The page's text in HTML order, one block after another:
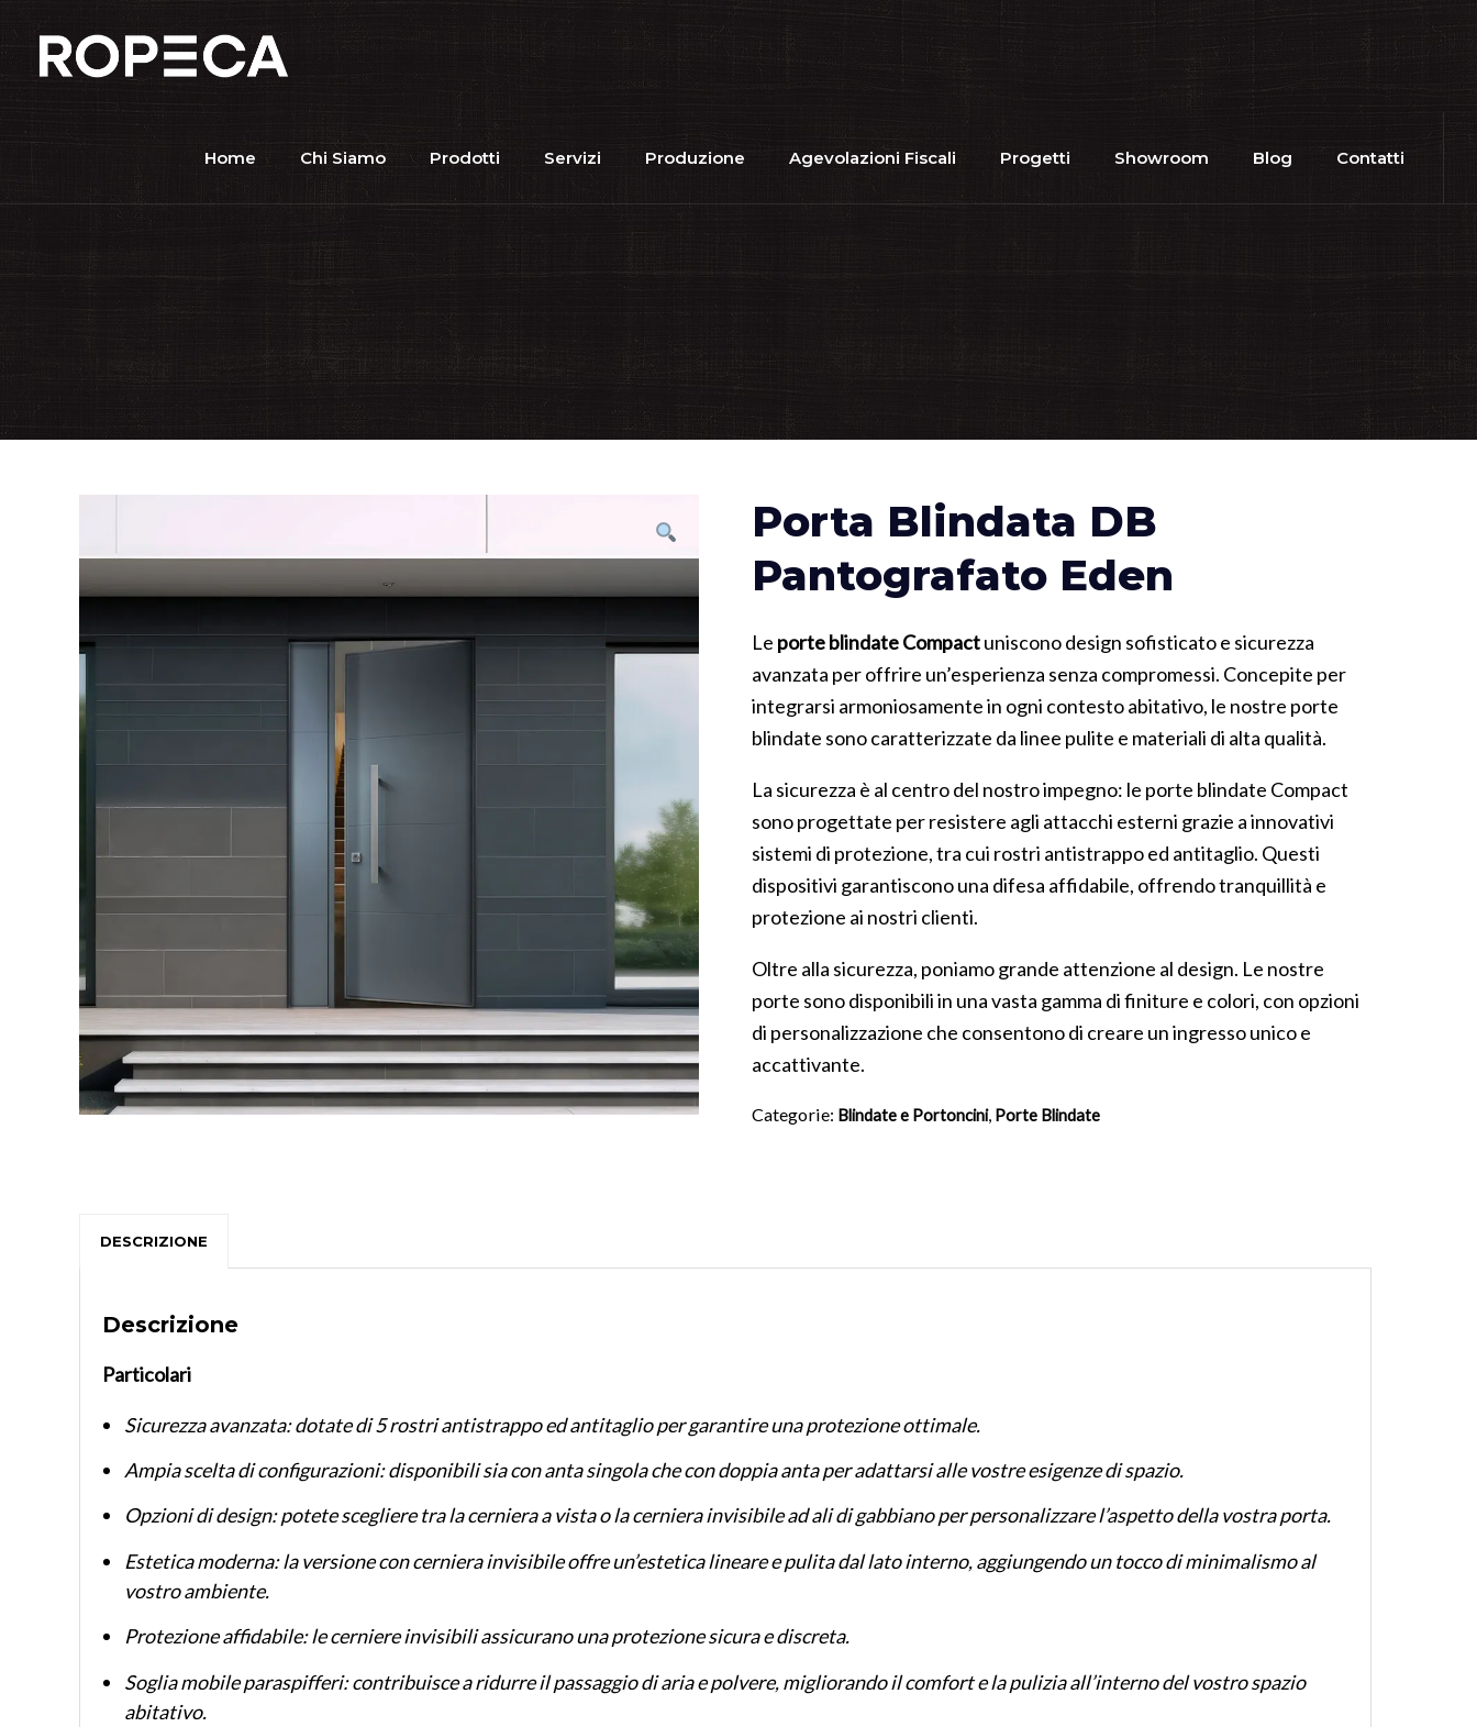
Home Chi Siamo Prodotti Servizi Produzione Agevolazioni Fiscali Progetti Showroom Blog Contatti
Porta Blindata DB
Pantografato Eden
Le porte blindate Compactuniscono design sofisticato e sicurezza
avanzata per offrire un’esperienza senza compromessi. Concepite per
integrarsi armoniosamente in ogni contesto abitativo, le nostre porte
blindate sono caratterizzate da linee pulite e materiali di alta qualità.
La sicurezza è al centro del nostro impegno: le porte blindate Compact
sono progettate per resistere agli attacchi esterni grazie a innovativi
sistemi di protezione, tra cui rostri antistrappo ed antitaglio. Questi
dispositivi garantiscono una difesa affidabile, offrendo tranquillità e
protezione ai nostri clienti.
Oltre alla sicurezza, poniamo grande attenzione al design. Le nostre
porte sono disponibili in una vasta gamma di finiture e colori, con opzioni
di personalizzazione che consentono di creare un ingresso unico e
accattivante.
Categorie: Blindate e Portoncini, Porte Blindate
DESCRIZIONE
Descrizione
Particolari
Sicurezza avanzata: dotate di 5 rostri antistrappo ed antitaglio per garantire una protezione ottimale.
Ampia scelta di configurazioni: disponibili sia con anta singola che con doppia anta per adattarsi alle vostre esigenze di spazio.
Opzioni di design: potete scegliere tra la cerniera a vista o la cerniera invisibile ad ali di gabbiano per personalizzare l’aspetto della vostra porta.
Estetica moderna: la versione con cerniera invisibile offre un’estetica lineare e pulita dal lato interno, aggiungendo un tocco di minimalismo al
vostro ambiente.
Protezione affidabile: le cerniere invisibili assicurano una protezione sicura e discreta.
Soglia mobile paraspifferi: contribuisce a ridurre il passaggio di aria e polvere, migliorando il comfort e la pulizia all’interno del vostro spazio
abitativo.